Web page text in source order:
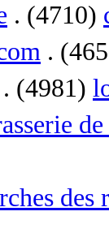
. (4710)
.
. (4981)